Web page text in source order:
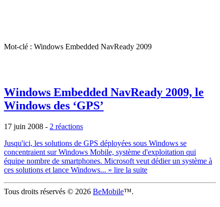
Mot-clé : Windows Embedded NavReady 2009
Windows Embedded NavReady 2009, le
Windows des ‘GPS’
17 juin 2008 - 2 réactions
Jusqu'ici, les solutions de GPS déployées sous Windows se
concentraient sur Windows Mobile, système d'exploitation qui
équipe nombre de smartphones. Microsoft veut dédier un système à
ces solutions et lance Windows... » lire la suite
Tous droits réservés © 2026 BeMobile™.